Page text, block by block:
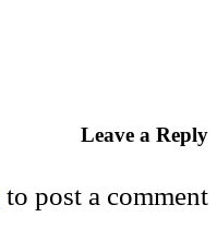
Leave a Reply
to post a comment.